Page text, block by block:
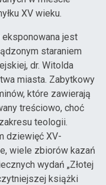
XV wieku.
eksponowana jest
staraniem
dr. Witolda
miasta. Zabytkowy
które zawierają
treściowo, choć
teologii.
dziewięć XV-
wiele zbiorów kazań
wydań „Złotej
książki